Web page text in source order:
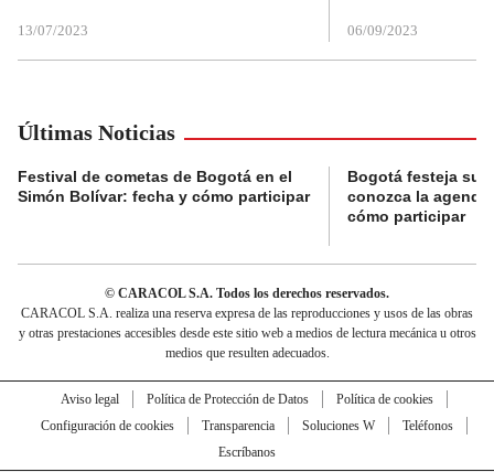
13/07/2023 06/09/2023
Últimas Noticias
Festival de cometas de Bogotá en el
Simón Bolívar: fecha y cómo participar
Bogotá festeja su
conozca la
cómo participar
© CARACOL S.A. Todos los derechos reservados.
CARACOL S.A. realiza una reserva expresa de las reproducciones y usos de las obras
y otras prestaciones accesibles desde este sitio web a medios de lectura mecánica u otros
medios que resulten adecuados.
Aviso legal Política de Protección de Datos
Política de cookies
Configuración de cookies
Transparencia Soluciones W
Teléfonos
Escríbanos